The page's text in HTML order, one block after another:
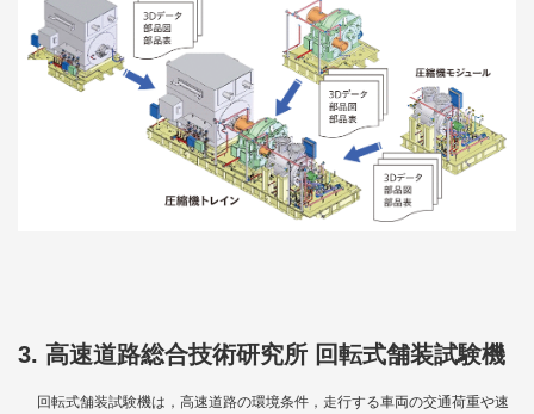
3. 高速道路総合技術研究所 回転式舗装試験機
回転式舗装試験機は，高速道路の環境条件，走行する車両の交通荷重や速